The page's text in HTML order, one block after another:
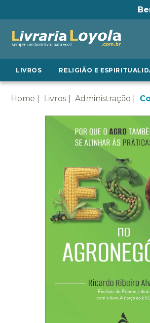
LIVROS RELIGIÃO E
Home Livros Administração